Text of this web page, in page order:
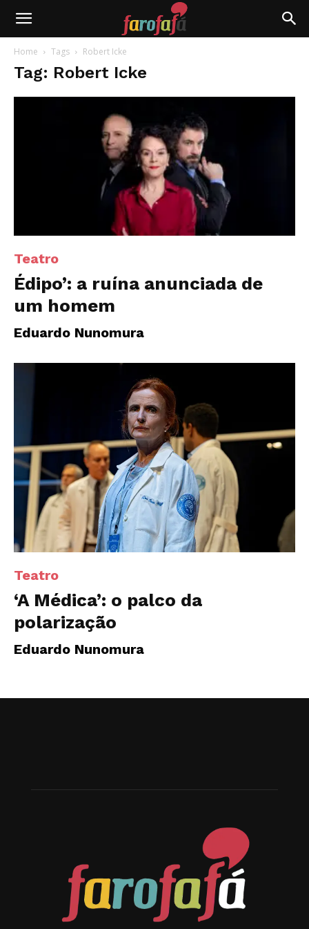
Farofafá
Home Tags Robert Icke
Tag: Robert Icke
Teatro
Édipo’: a ruína anunciada de
um homem
Eduardo Nunomura
Teatro
‘A Médica’: o palco da
polarização
Eduardo Nunomura